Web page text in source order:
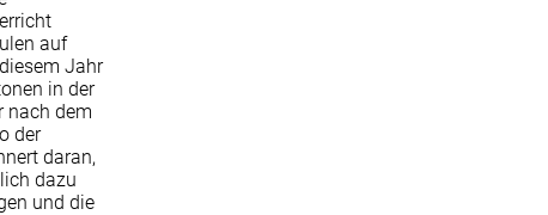
auf
Jahr
in der
nach dem
der
daran,
dazu
und die